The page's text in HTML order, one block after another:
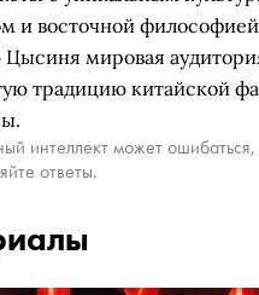
и восточной
мировая
традицию китайской
интеллект может
ответы.